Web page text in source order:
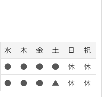
水 木 金 土 日
祝
● ● ● ● 休
休
● ● ● ▲ 休
休